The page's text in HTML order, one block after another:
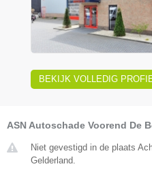
BEKIJK VOLLEDIG
ASN Autoschade Voorend De
Niet gevestigd in de plaats
Gelderland.